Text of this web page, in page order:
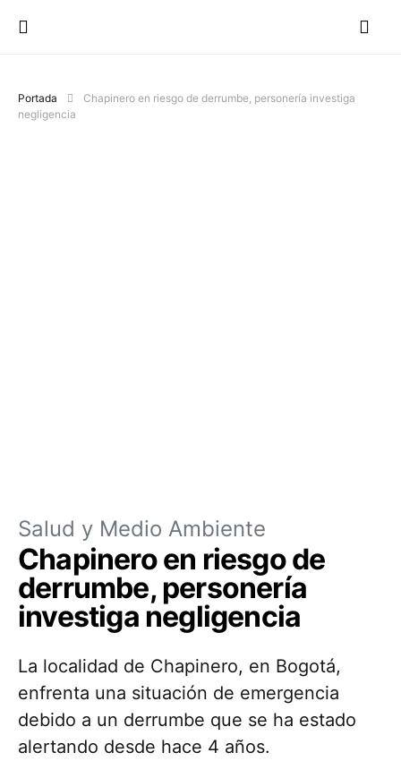
Portada
Chapinero en riesgo de derrumbe, personería investiga
negligencia
Salud y Medio Ambiente
Chapinero en riesgo de
derrumbe, personería
investiga negligencia
La localidad de Chapinero, en Bogotá,
enfrenta una situación de emergencia
debido a un derrumbe que se ha estado
alertando desde hace 4 años.